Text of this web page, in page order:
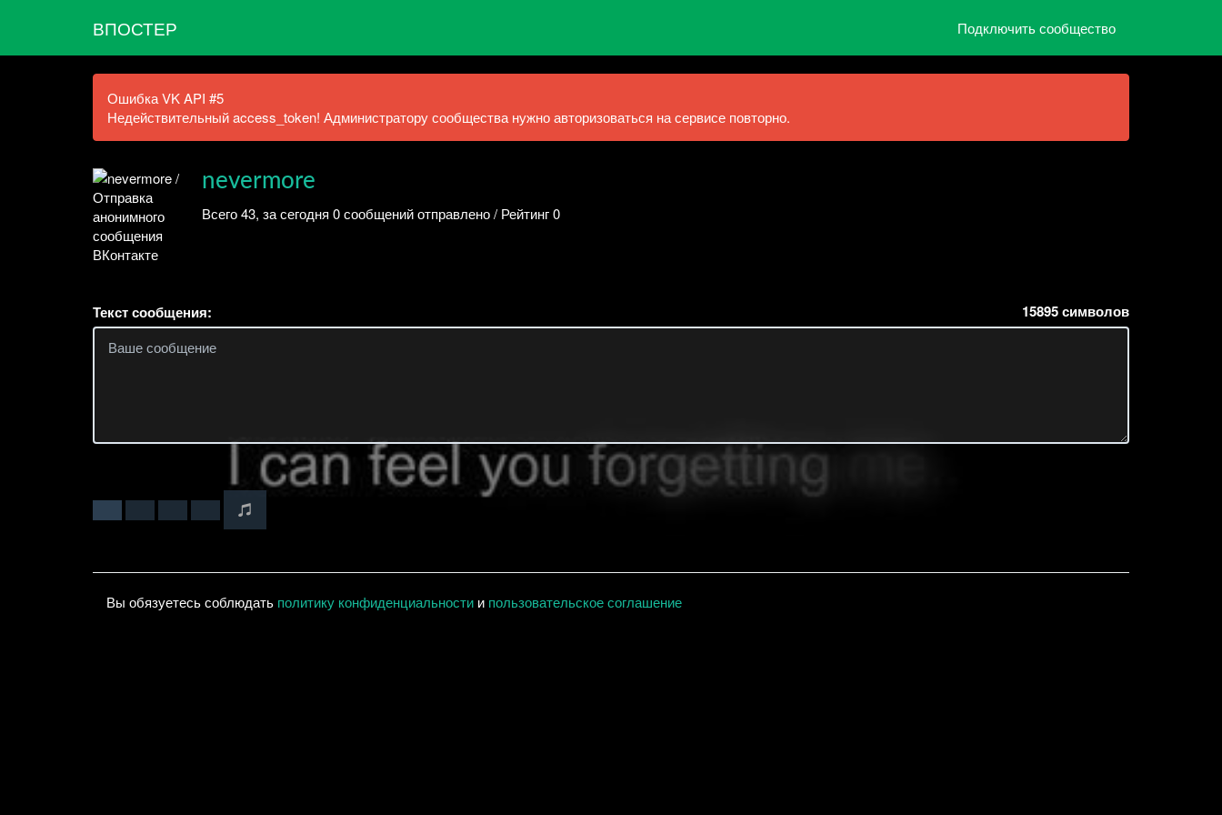
ВПОСТЕР Подключить сообщество
Ошибка VK API #5
Недействительный access_token! Администратору сообщества нужно авторизоваться на сервисе повторно.
nevermore
Всего 43, за сегодня 0 сообщений отправлено / Рейтинг 0
Текст сообщения: 15895символов
Вы обязуетесь соблюдать политику конфиденциальности и пользовательское соглашение